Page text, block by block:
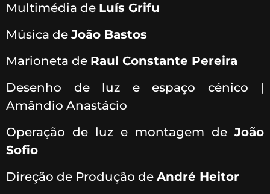
Multimédia de Luís Grifu
Música de João Bastos
Marioneta de Raul Constante Pereira
Desenho de luz e espaço cénico |
Amândio Anastácio
Operação de luz e montagem de João
Sofio
Direção de Produção de André Heitor